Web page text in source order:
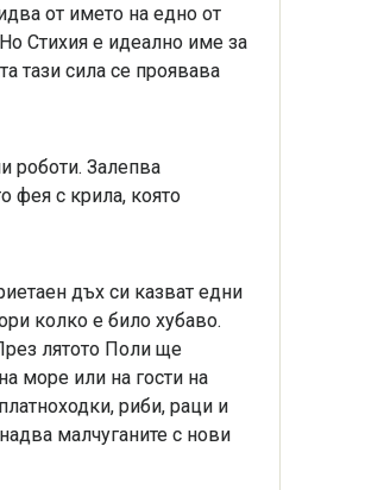
от името на едно от
Стихия е идеално име за
тази сила се проявава
роботи. Залепва
фея с крила, която
дъх си казват едни
колко е било хубаво.
лятото Поли ще
море или на гости на
риби, раци и
малчуганите с нови